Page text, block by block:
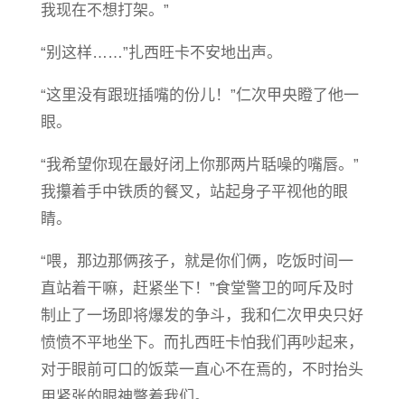
我现在不想打架。”
“别这样……”扎西旺卡不安地出声。
“这里没有跟班插嘴的份儿！”仁次甲央瞪了他一
眼。
“我希望你现在最好闭上你那两片聒噪的嘴唇。”
我攥着手中铁质的餐叉，站起身子平视他的眼
睛。
“喂，那边那俩孩子，就是你们俩，吃饭时间一
直站着干嘛，赶紧坐下！”食堂警卫的呵斥及时
制止了一场即将爆发的争斗，我和仁次甲央只好
愤愤不平地坐下。而扎西旺卡怕我们再吵起来，
对于眼前可口的饭菜一直心不在焉的，不时抬头